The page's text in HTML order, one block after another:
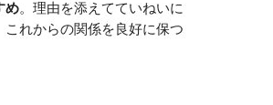
め。理由を添えてていねいに
れからの関係を良好に保つ